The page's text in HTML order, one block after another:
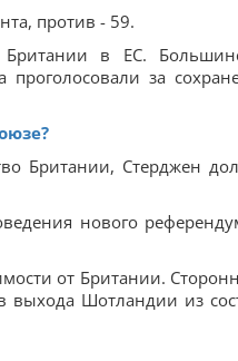
против - 59.
в ЕС.
за
Британии, Стерджен
нового
от Британии.
выхода Шотландии из